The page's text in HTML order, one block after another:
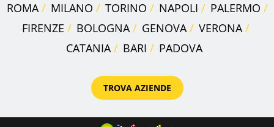
ROMA MILANO TORINO NAPOLI
PALERMO
FIRENZE
BOLOGNA GENOVA
VERONA
CATANIA
BARI PADOVA
TROVA AZIENDE